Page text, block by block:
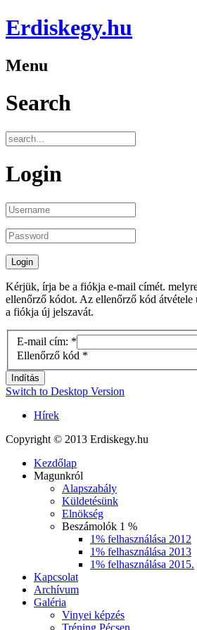
Erdiskegy.hu
Menu
Search
Login
Kérjük, írja be a fiókja e-mail címét.
ellenőrző kódot. Az ellenőrző kód átvétele
a fiókja új jelszavát.
E-mail cím: *
Ellenőrző kód *
Indítás
Switch to Desktop Version
Hírek
Copyright © 2013 Erdiskegy.hu
Kezdőlap
Magunkról
Alapszabály
Küldetésünk
Elnökség
Beszámolók 1 %
1% felhasználása 2012
1% felhasználása 2013
1% felhasználása 2015.
Kapcsolat
Archívum
Galéria
Vinyei képzés